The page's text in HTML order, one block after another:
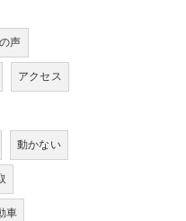
声
アクセス
動かない
車